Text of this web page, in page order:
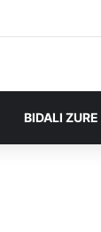
BIDALI